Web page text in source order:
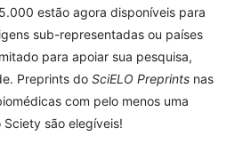
estão agora disponíveis para
sub-representadas ou países
para apoiar sua pesquisa,
Preprints do SciELO Preprints nas
com pelo menos uma
são elegíveis!